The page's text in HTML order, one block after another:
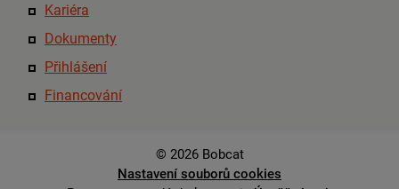
Kariéra
Dokumenty
Přihlášení
Financování
© 2026 Bobcat
Nastavení souborů cookies